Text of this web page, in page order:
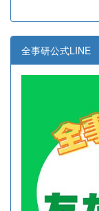
全事研公式LINE